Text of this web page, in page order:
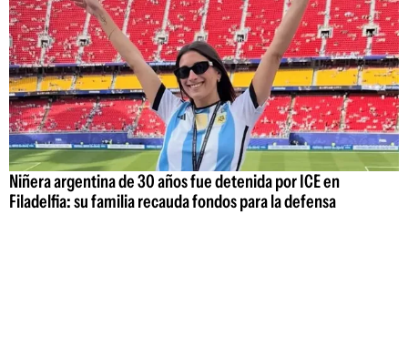
Niñera argentina de 30 años fue detenida por ICE en
Filadelfia: su familia recauda fondos para la defensa